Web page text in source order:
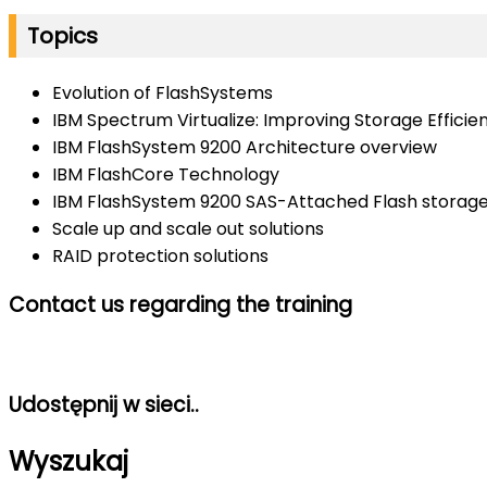
Topics
Evolution of FlashSystems
IBM Spectrum Virtualize: Improving Storage
IBM FlashSystem 9200 Architecture overview
IBM FlashCore Technology
IBM FlashSystem 9200 SAS-Attached Flash
Scale up and scale out solutions
RAID protection solutions
Contact us regarding the training
Udostępnij w sieci..
Wyszukaj